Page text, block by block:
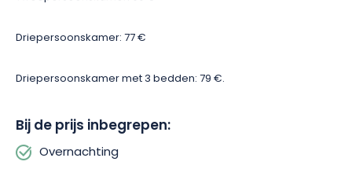
Driepersoonskamer: 77 €
Driepersoonskamer met 3 bedden: 79 €.
Bij de prijs inbegrepen:
Overnachting